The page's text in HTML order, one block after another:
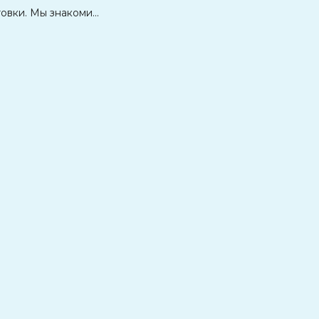
Мы знакоми...